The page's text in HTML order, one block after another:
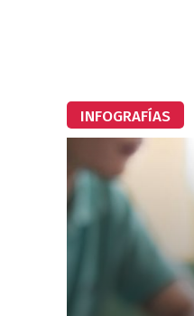
INFOGRAFÍAS